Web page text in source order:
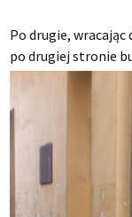
Po drugie, wracając
po drugiej stronie